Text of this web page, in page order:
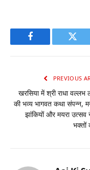
Facebook
PREVIOUS
खरसिया में श्री राधा वल्लभ
की भव्य भागवत कथा संपन्न,
झांकियों और मयरा उत्सव
भक्तों